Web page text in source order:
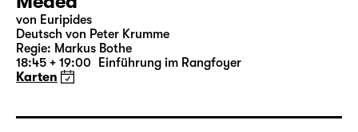
Di 16.03.
19:30 — 20:55 Große Bühne
Medea
von Euripides
18:45 + 19:00 Einführung im Rangfoyer